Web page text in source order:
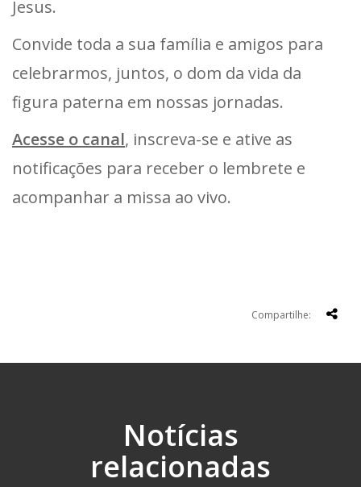
Jesus.
Convide toda a sua família e amigos para
celebrarmos, juntos, o dom da vida da
figura paterna em nossas jornadas.
Acesse o canal, inscreva-se e ative as
notificações para receber o lembrete e
acompanhar a missa ao vivo.
Compartilhe:
Notícias
relacionadas